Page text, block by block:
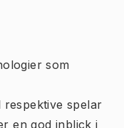
som
spelar
en god inblick i